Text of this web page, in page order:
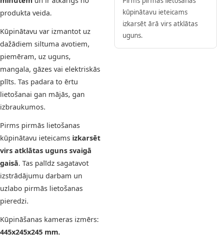
produkta veida.
Kūpinātavu var izmantot uz
dažādiem siltuma avotiem,
piemēram, uz uguns,
mangala, gāzes vai elektriskās
plīts. Tas padara to ērtu
lietošanai gan mājās, gan
izbraukumos.
Pirms pirmās lietošanas
kūpinātavu ieteicams izkarsēt
virs atklātas uguns svaigā
gaisā. Tas palīdz sagatavot
izstrādājumu darbam un
uzlabo pirmās lietošanas
pieredzi.
Kūpināšanas kameras izmērs:
445x245x245 mm.
kūpinātavu ieteicams
izkarsēt ārā virs atklātas
uguns.